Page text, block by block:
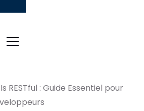
RESTful : Guide Essentiel pour